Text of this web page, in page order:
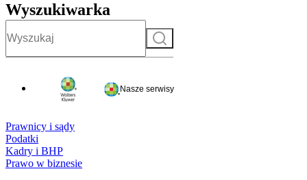
Wyszukiwarka
Szukaj
Nasze serwisy
Prawnicy i sądy
Podatki
Kadry i BHP
Prawo w biznesie